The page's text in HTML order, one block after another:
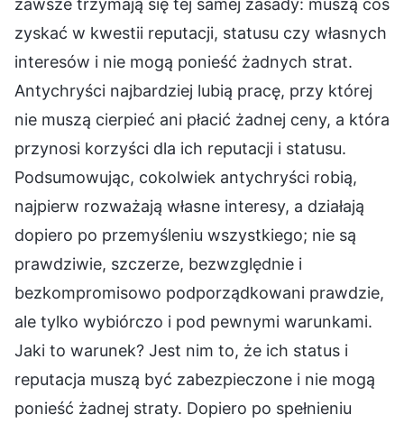
zawsze trzymają się tej samej zasady: muszą coś
zyskać w kwestii reputacji, statusu czy własnych
interesów i nie mogą ponieść żadnych strat.
Antychryści najbardziej lubią pracę, przy której
nie muszą cierpieć ani płacić żadnej ceny, a która
przynosi korzyści dla ich reputacji i statusu.
Podsumowując, cokolwiek antychryści robią,
najpierw rozważają własne interesy, a działają
dopiero po przemyśleniu wszystkiego; nie są
prawdziwie, szczerze, bezwzględnie i
bezkompromisowo podporządkowani prawdzie,
ale tylko wybiórczo i pod pewnymi warunkami.
Jaki to warunek? Jest nim to, że ich status i
reputacja muszą być zabezpieczone i nie mogą
ponieść żadnej straty. Dopiero po spełnieniu